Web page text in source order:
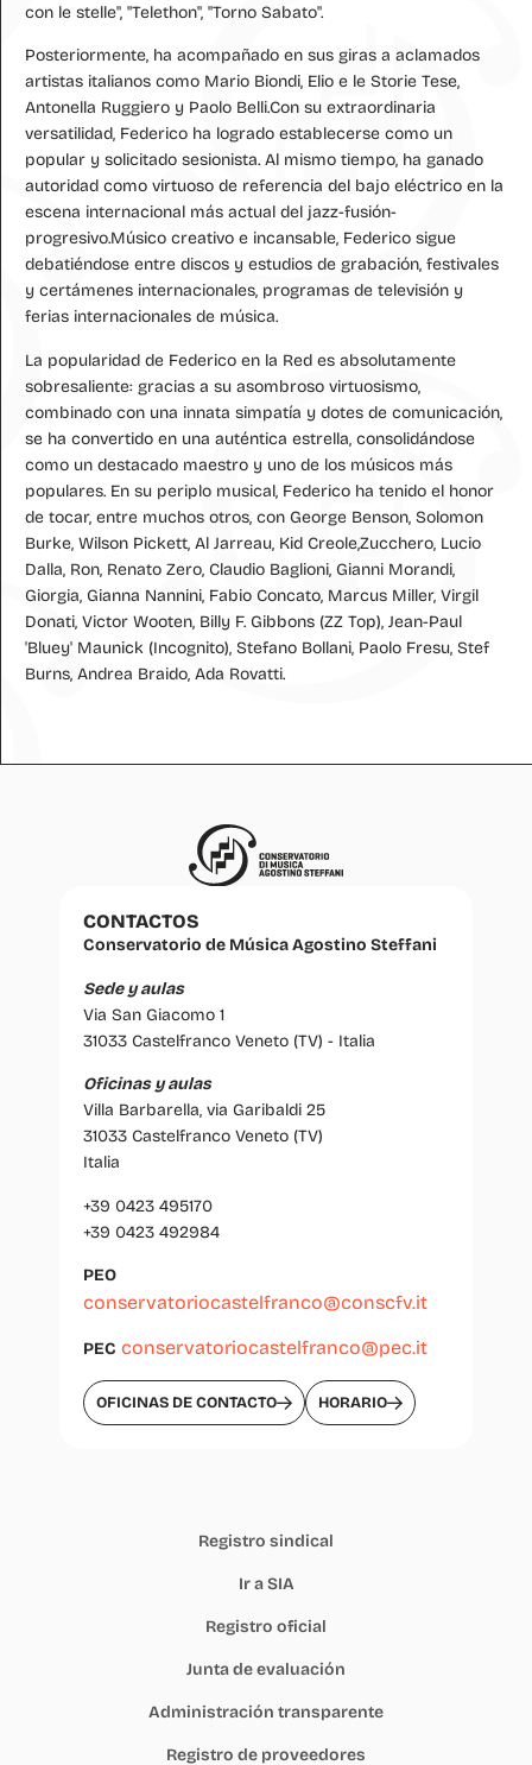
con le stelle", "Telethon", "Torno Sabato".
Posteriormente, ha acompañado en sus giras a aclamados
artistas italianos como Mario Biondi, Elio e le Storie Tese,
Antonella Ruggiero y Paolo Belli.Con su extraordinaria
versatilidad, Federico ha logrado establecerse como un
popular y solicitado sesionista. Al mismo tiempo, ha ganado
autoridad como virtuoso de referencia del bajo eléctrico en la
escena internacional más actual del jazz-fusión-
progresivo.Músico creativo e incansable, Federico sigue
debatiéndose entre discos y estudios de grabación, festivales
y certámenes internacionales, programas de televisión y
ferias internacionales de música.
La popularidad de Federico en la Red es absolutamente
sobresaliente: gracias a su asombroso virtuosismo,
combinado con una innata simpatía y dotes de comunicación,
se ha convertido en una auténtica estrella, consolidándose
como un destacado maestro y uno de los músicos más
populares. En su periplo musical, Federico ha tenido el honor
de tocar, entre muchos otros, con George Benson, Solomon
Burke, Wilson Pickett, Al Jarreau, Kid Creole,Zucchero, Lucio
Dalla, Ron, Renato Zero, Claudio Baglioni, Gianni Morandi,
Giorgia, Gianna Nannini, Fabio Concato, Marcus Miller, Virgil
Donati, Victor Wooten, Billy F. Gibbons (ZZ Top), Jean-Paul
'Bluey' Maunick (Incognito), Stefano Bollani, Paolo Fresu, Stef
Burns, Andrea Braido, Ada Rovatti.
CONTACTOS
Conservatorio de Música Agostino Steffani
Sede y aulas
Via San Giacomo 1
31033 Castelfranco Veneto (TV) - Italia
Oficinas y aulas
Villa Barbarella, via Garibaldi 25
31033 Castelfranco Veneto (TV)
Italia
+39 0423 495170
+39 0423 492984
PEO
conservatoriocastelfranco@conscfv.it
PEC conservatoriocastelfranco@pec.it
OFICINAS DE CONTACTO HORARIO
Registro sindical
Ir a SIA
Registro oficial
Junta de evaluación
Administración transparente
Registro de proveedores